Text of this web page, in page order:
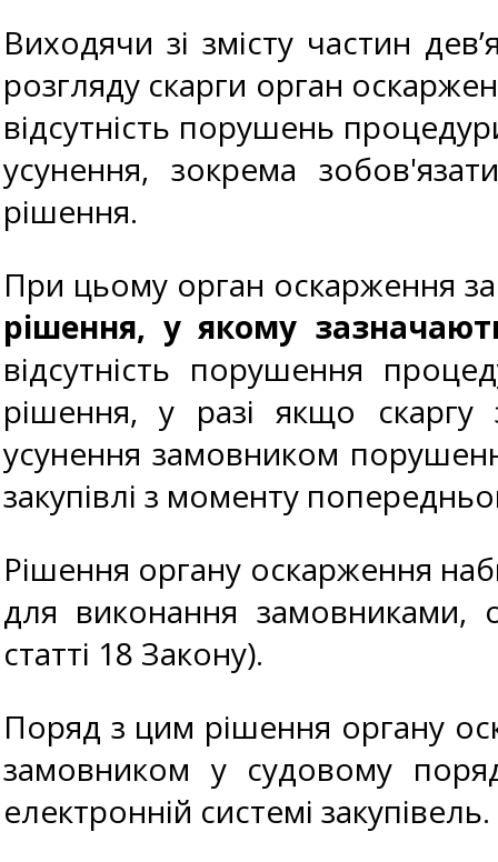
Виходячи зі змісту частин
розгляду скарги орган
відсутність порушень
усунення, зокрема
рішення.
При цьому орган оскарження
рішення, у якому
відсутність порушення
рішення, у разі якщо
усунення замовником
закупівлі з моменту
Рішення органу оскарження
для виконання замовниками,
статті 18 Закону).
Поряд з цим рішення органу
замовником у судовому
електронній системі закупівель.